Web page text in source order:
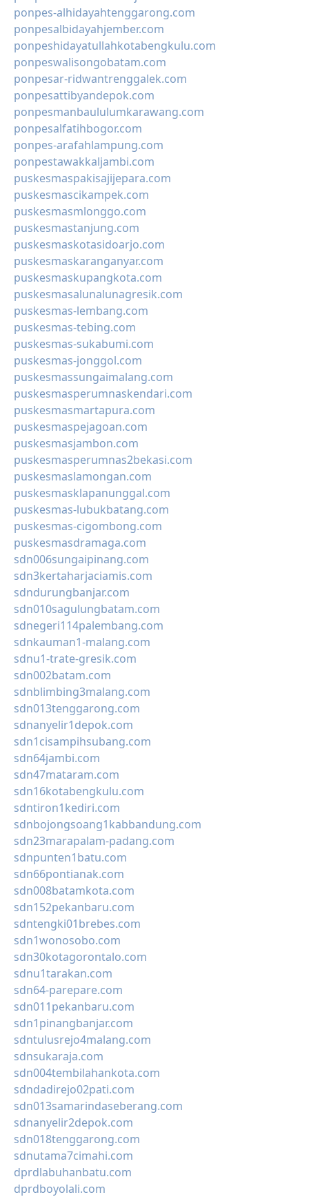
ponpes-alhidayahtenggarong.com
ponpesalbidayahjember.com
ponpeshidayatullahkotabengkulu.com
ponpeswalisongobatam.com
ponpesar-ridwantrenggalek.com
ponpesattibyandepok.com
ponpesmanbaululumkarawang.com
ponpesalfatihbogor.com
ponpes-arafahlampung.com
ponpestawakkaljambi.com
puskesmaspakisajijepara.com
puskesmascikampek.com
puskesmasmlonggo.com
puskesmastanjung.com
puskesmaskotasidoarjo.com
puskesmaskaranganyar.com
puskesmaskupangkota.com
puskesmasalunalunagresik.com
puskesmas-lembang.com
puskesmas-tebing.com
puskesmas-sukabumi.com
puskesmas-jonggol.com
puskesmassungaimalang.com
puskesmasperumnaskendari.com
puskesmasmartapura.com
puskesmaspejagoan.com
puskesmasjambon.com
puskesmasperumnas2bekasi.com
puskesmaslamongan.com
puskesmasklapanunggal.com
puskesmas-lubukbatang.com
puskesmas-cigombong.com
puskesmasdramaga.com
sdn006sungaipinang.com
sdn3kertaharjaciamis.com
sdndurungbanjar.com
sdn010sagulungbatam.com
sdnegeri114palembang.com
sdnkauman1-malang.com
sdnu1-trate-gresik.com
sdn002batam.com
sdnblimbing3malang.com
sdn013tenggarong.com
sdnanyelir1depok.com
sdn1cisampihsubang.com
sdn64jambi.com
sdn47mataram.com
sdn16kotabengkulu.com
sdntiron1kediri.com
sdnbojongsoang1kabbandung.com
sdn23marapalam-padang.com
sdnpunten1batu.com
sdn66pontianak.com
sdn008batamkota.com
sdn152pekanbaru.com
sdntengki01brebes.com
sdn1wonosobo.com
sdn30kotagorontalo.com
sdnu1tarakan.com
sdn64-parepare.com
sdn011pekanbaru.com
sdn1pinangbanjar.com
sdntulusrejo4malang.com
sdnsukaraja.com
sdn004tembilahankota.com
sdndadirejo02pati.com
sdn013samarindaseberang.com
sdnanyelir2depok.com
sdn018tenggarong.com
sdnutama7cimahi.com
dprdlabuhanbatu.com
dprdboyolali.com